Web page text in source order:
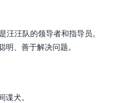
汪汪队的领导者和指导员。
明、善于解决问题。
犬。